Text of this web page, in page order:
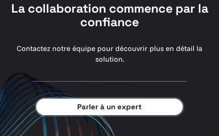
La collaboration commence par la
confiance
Contactez notre équipe pour découvrir plus en détail la
solution.
Parler à un expert